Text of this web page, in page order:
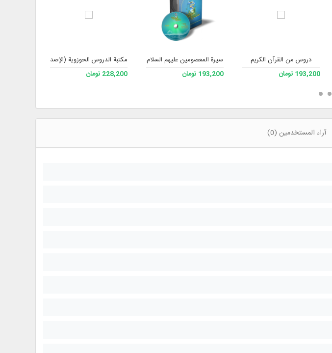
3دروس من القرآن الكريم
193,200 تومان
سيرة المعصومين عليهم السلام
193,200 تومان
مكتبة الدروس الحوزوية (الإصدار 2).
228,200 تومان
آراء المستخدمين (0)